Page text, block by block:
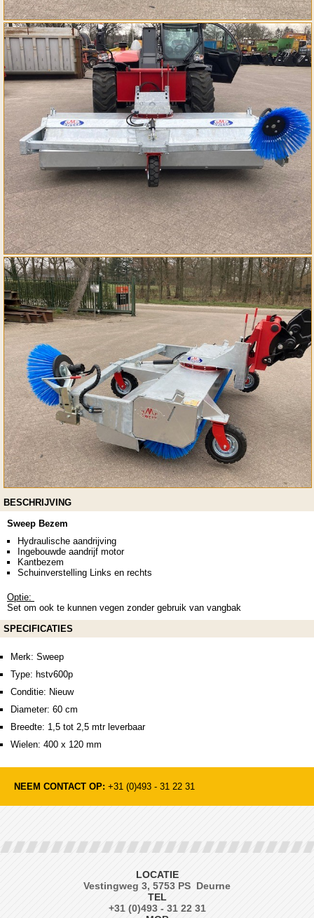
BESCHRIJVING
Sweep Bezem
Hydraulische aandrijving
Ingebouwde aandrijf motor
Kantbezem
Schuinverstelling Links en rechts
Optie:
Set om ook te kunnen vegen zonder gebruik van vangbak
SPECIFICATIES
Merk: Sweep
Type: hstv600p
Conditie: Nieuw
Diameter: 60 cm
Breedte: 1,5 tot 2,5 mtr leverbaar
Wielen: 400 x 120 mm
NEEM CONTACT OP: +31 (0)493 - 31 22 31
LOCATIE
Vestingweg 3, 5753 PS Deurne
TEL
+31 (0)493 - 31 22 31